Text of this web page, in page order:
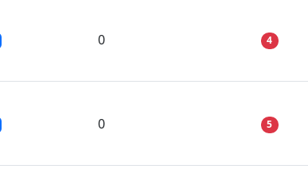
0 4
0 5